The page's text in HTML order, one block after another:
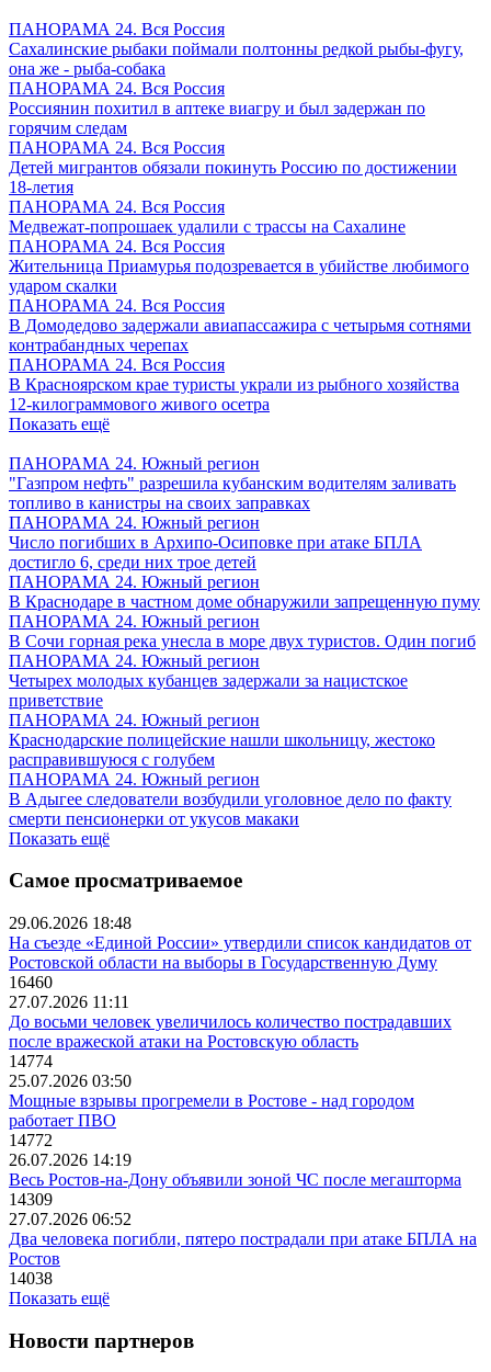
ПАНОРАМА 24. Вся Россия
Сахалинские рыбаки поймали полтонны редкой рыбы-фугу,
она же - рыба-собака
ПАНОРАМА 24. Вся Россия
Россиянин похитил в аптеке виагру и был задержан по
горячим следам
ПАНОРАМА 24. Вся Россия
Детей мигрантов обязали покинуть Россию по достижении
18-летия
ПАНОРАМА 24. Вся Россия
Медвежат-попрошаек удалили с трассы на Сахалине
ПАНОРАМА 24. Вся Россия
Жительница Приамурья подозревается в убийстве любимого
ударом скалки
ПАНОРАМА 24. Вся Россия
В Домодедово задержали авиапассажира с четырьмя сотнями
контрабандных черепах
ПАНОРАМА 24. Вся Россия
В Красноярском крае туристы украли из рыбного хозяйства
12-килограммового живого осетра
Показать ещё
ПАНОРАМА 24. Южный регион
"Газпром нефть" разрешила кубанским водителям заливать
топливо в канистры на своих заправках
ПАНОРАМА 24. Южный регион
Число погибших в Архипо-Осиповке при атаке БПЛА
достигло 6, среди них трое детей
ПАНОРАМА 24. Южный регион
В Краснодаре в частном доме обнаружили запрещенную пуму
ПАНОРАМА 24. Южный регион
В Сочи горная река унесла в море двух туристов. Один погиб
ПАНОРАМА 24. Южный регион
Четырех молодых кубанцев задержали за нацистское
приветствие
ПАНОРАМА 24. Южный регион
Краснодарские полицейские нашли школьницу, жестоко
расправившуюся с голубем
ПАНОРАМА 24. Южный регион
В Адыгее следователи возбудили уголовное дело по факту
смерти пенсионерки от укусов макаки
Показать ещё
Самое просматриваемое
29.06.2026 18:48
На съезде «Единой России» утвердили список кандидатов от
Ростовской области на выборы в Государственную Думу
16460
27.07.2026 11:11
До восьми человек увеличилось количество пострадавших
после вражеской атаки на Ростовскую область
14774
25.07.2026 03:50
Мощные взрывы прогремели в Ростове - над городом
работает ПВО
14772
26.07.2026 14:19
Весь Ростов-на-Дону объявили зоной ЧС после мегашторма
14309
27.07.2026 06:52
Два человека погибли, пятеро пострадали при атаке БПЛА на
Ростов
14038
Показать ещё
Новости партнеров